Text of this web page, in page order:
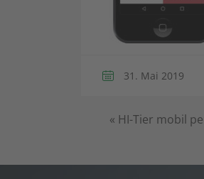
31. Mai 2019
« HI-Tier mobil